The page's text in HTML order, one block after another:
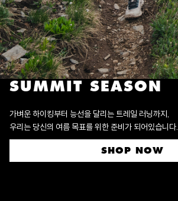
SUMMIT SEASON
가벼운 하이킹부터 능선을 달리는 트레일 러닝까지,
우리는 당신의 여름 목표를 위한 준비가 되어있습니다.
SHOP NOW